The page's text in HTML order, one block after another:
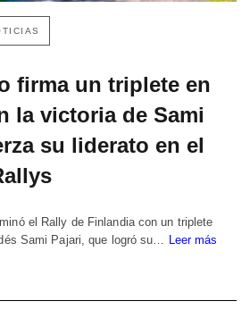
firma un triplete en
la victoria de Sami
su liderato en el
el Rally de Finlandia con un triplete
Sami Pajari, que logró su… Leer más